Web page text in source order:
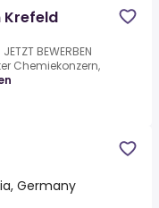
BEWERBEN
Chemiekonzern,
Germany